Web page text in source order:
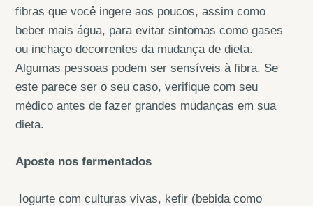
fibras que você ingere aos poucos, assim como
beber mais água, para evitar sintomas como gases
ou inchaço decorrentes da mudança de dieta.
Algumas pessoas podem ser sensíveis à fibra. Se
este parece ser o seu caso, verifique com seu
médico antes de fazer grandes mudanças em sua
dieta.
Aposte nos fermentados
Iogurte com culturas vivas, kefir (bebida como